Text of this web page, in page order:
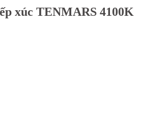
xúc TENMARS 4100K